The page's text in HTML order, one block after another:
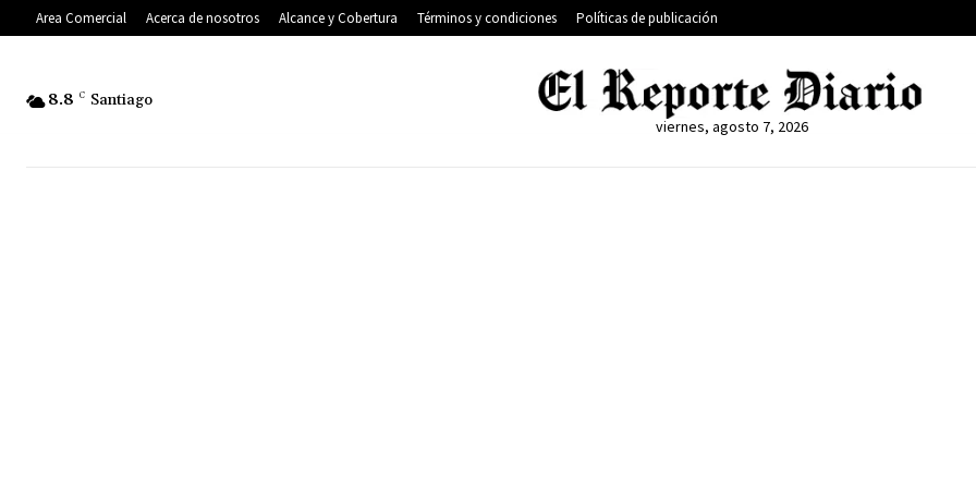
Area Comercial Acerca de nosotros Alcance y Cobertura Términos y condiciones Políticas de publicación
8.8 C Santiago
viernes, agosto 7, 2026